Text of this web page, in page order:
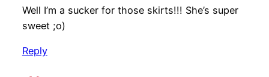
Well I’m a sucker for those skirts!!! She’s super
sweet ;o)
Reply